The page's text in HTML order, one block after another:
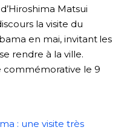
Matsui
la visite du
en mai, invitant les
rendre à la ville.
commémorative le 9
: une visite très